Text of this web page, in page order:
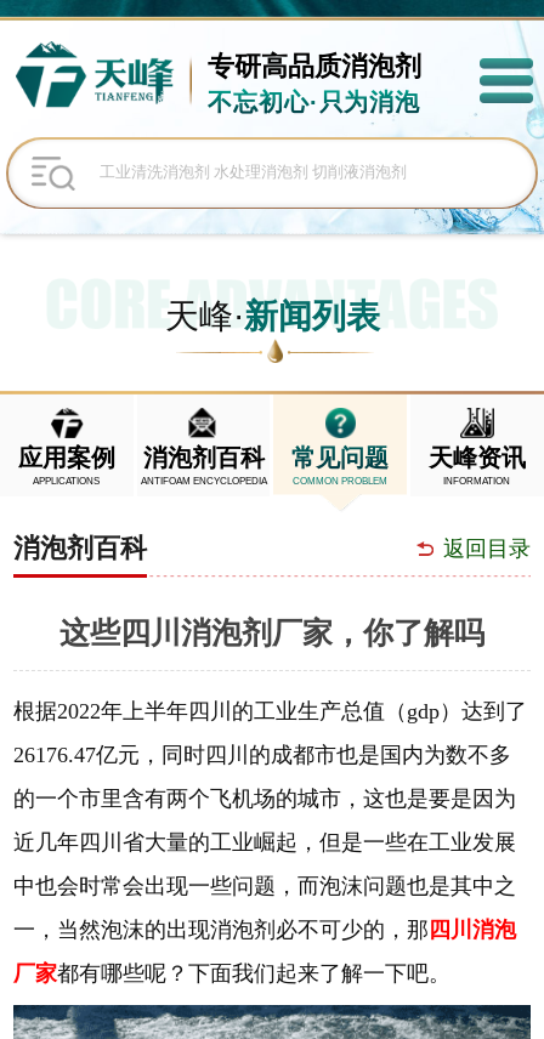
专研高品质消泡剂
不忘初心·只为消泡
天峰·新闻列表
应用案例
APPLICATIONS
消泡剂百科
ANTIFOAM ENCYCLOPEDIA
常见问题
COMMON PROBLEM
天峰资讯
INFORMATION
消泡剂百科 返回目录
这些四川消泡剂厂家，你了解吗
根据2022年上半年四川的工业生产总值（gdp）达到了
26176.47亿元，同时四川的成都市也是国内为数不多
的一个市里含有两个飞机场的城市，这也是要是因为
近几年四川省大量的工业崛起，但是一些在工业发展
中也会时常会出现一些问题，而泡沫问题也是其中之
一，当然泡沫的出现消泡剂必不可少的，那 四川消泡
厂家都有哪些呢？下面我们起来了解一下吧。